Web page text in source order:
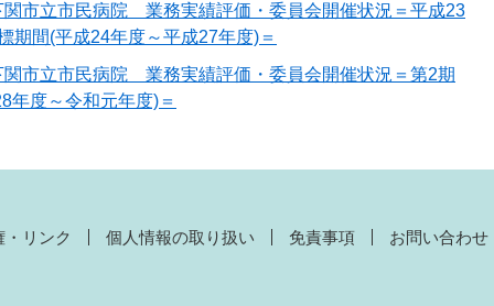
関市立市民病院 業務実績評価・委員会開催状況＝平成23
期間(平成24年度～平成27年度)＝
関市立市民病院 業務実績評価・委員会開催状況＝第2期
年度～令和元年度)＝
・リンク 個人情報の取り扱い 免責事項 お問い合わせ